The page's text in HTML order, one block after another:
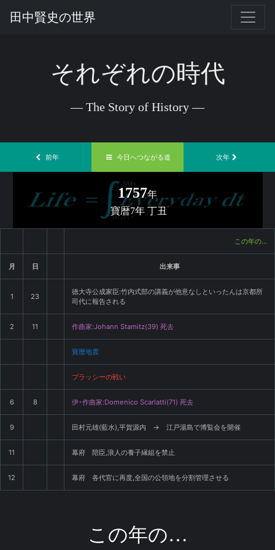
田中賢史の世界
それぞれの時代
— The Story of History —
前年 今日へつながる道 次年
1757年
寶暦7年 丁丑
この年の…
月 日 出来事
1 23
徳大寺公成家臣:竹内式部の講義が他意なしといったんは京都所
司代に報告される
2 11 作曲家:Johann Stamitz(39) 死去
寶暦地震
プラッシーの戦い
6 8 伊･作曲家:Domenico Scarlatti(71) 死去
9 田村元雄(藍水),平賀源内 → 江戸湯島で博覧会を開催
11 幕府 陪臣,浪人の養子縁組を禁止
12 幕府 各代官に再度,全国の公領地を分割管理させる
この年の…